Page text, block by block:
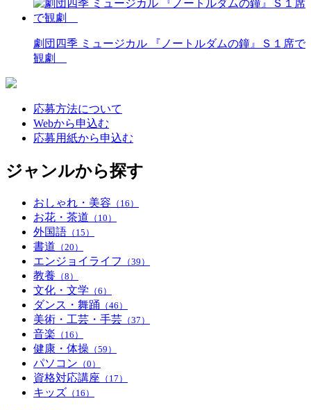
劇団四季 ミュージカル 『ノートルダムの鐘』Ｓ１席で
観劇
応募方法について
Webから申込む
応募用紙から申込む
ジャンルから探す
おしゃれ・美容 （16）
お花・茶道 （10）
外国語 （15）
書道 （20）
エンジョイライフ （39）
教養 （8）
文化・文学 （6）
ダンス・舞踊 （46）
美術・工芸・手芸 （37）
音楽 （16）
健康・体操 （59）
パソコン （0）
資格対応講座 （17）
キッズ （16）